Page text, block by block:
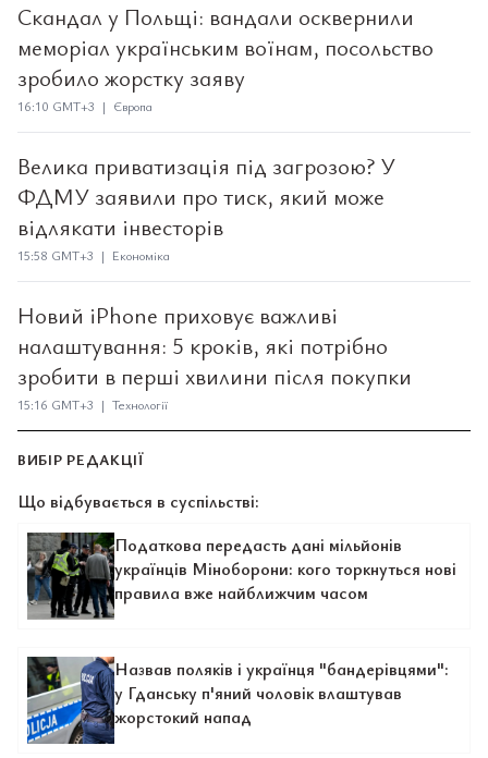
Скандал у Польщі: вандали осквернили
меморіал українським воїнам, посольство
зробило жорстку заяву
16:10 GMT+3 | Європа
Велика приватизація під загрозою? У
ФДМУ заявили про тиск, який може
відлякати інвесторів
15:58 GMT+3 | Економіка
Новий iPhone приховує важливі
налаштування: 5 кроків, які потрібно
зробити в перші хвилини після покупки
15:16 GMT+3 | Технології
ВИБІР РЕДАКЦІЇ
Що відбувається в суспільстві:
Податкова передасть дані мільйонів
українців Міноборони: кого торкнуться нові
правила вже найближчим часом
Назвав поляків і українця "бандерівцями":
у Гданську п'яний чоловік влаштував
жорстокий напад